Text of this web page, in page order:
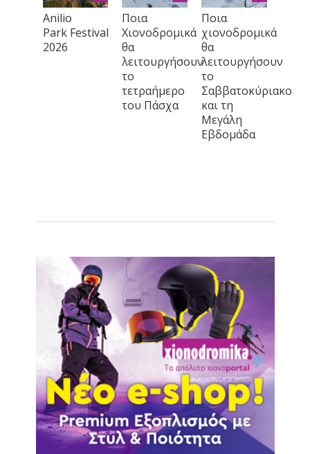
Anilio
Park Festival
2026
Ποια
Χιονοδρομικά
θα
λειτουργήσουν
το
τετραήμερο
του Πάσχα
Ποια
χιονοδρομικά
θα
λειτουργήσουν
το
Σαββατοκύριακο
και τη
Μεγάλη
Εβδομάδα